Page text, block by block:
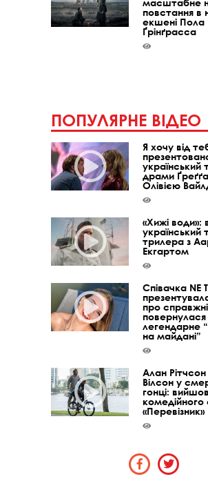
масштабне
повстання в
екшені Пола
Ґрінґрасса
ПОПУЛЯРНЕ ВІДЕО
Я хочу від
український
драми
Олівією
«Хижі води»:
український
трилера з
Екгартом
Співачка NE
про справжні
повернулася
легендарне
на майдані”
Алан
Вілсон у
гонці:
«Перевізник»